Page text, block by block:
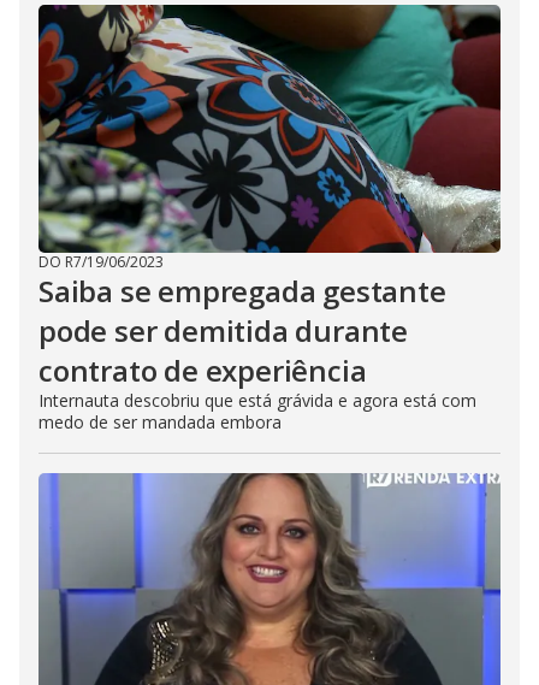
DO R7/19/06/2023
Saiba se empregada gestante
pode ser demitida durante
contrato de experiência
Internauta descobriu que está grávida e agora está com
medo de ser mandada embora